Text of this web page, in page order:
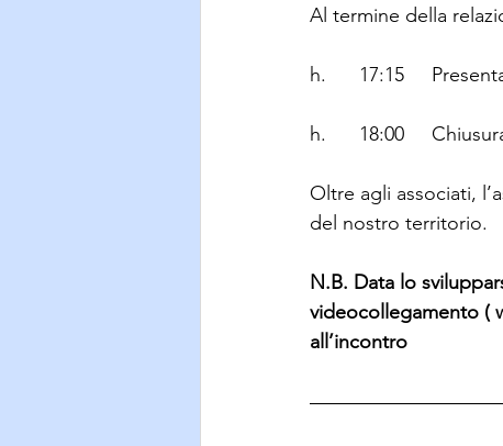
Al termine della
h. 	 17:15
h. 	 18:00
Oltre agli associati,
del nostro territorio.
N.B. Data lo
videocollegamento (
all’incontro